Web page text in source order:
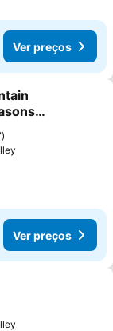
Ver preços
favoritos
Ver preços
favoritos